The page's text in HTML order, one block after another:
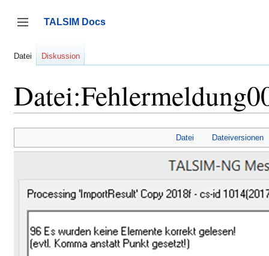
springen
Seitenleiste umschalten
TALSIM Docs
Datei Diskussion
Datei Dateiversionen